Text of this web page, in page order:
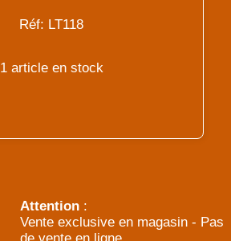
Réf: LT118
1 article en stock
Attention :
Vente exclusive en magasin - Pas
de vente en ligne.